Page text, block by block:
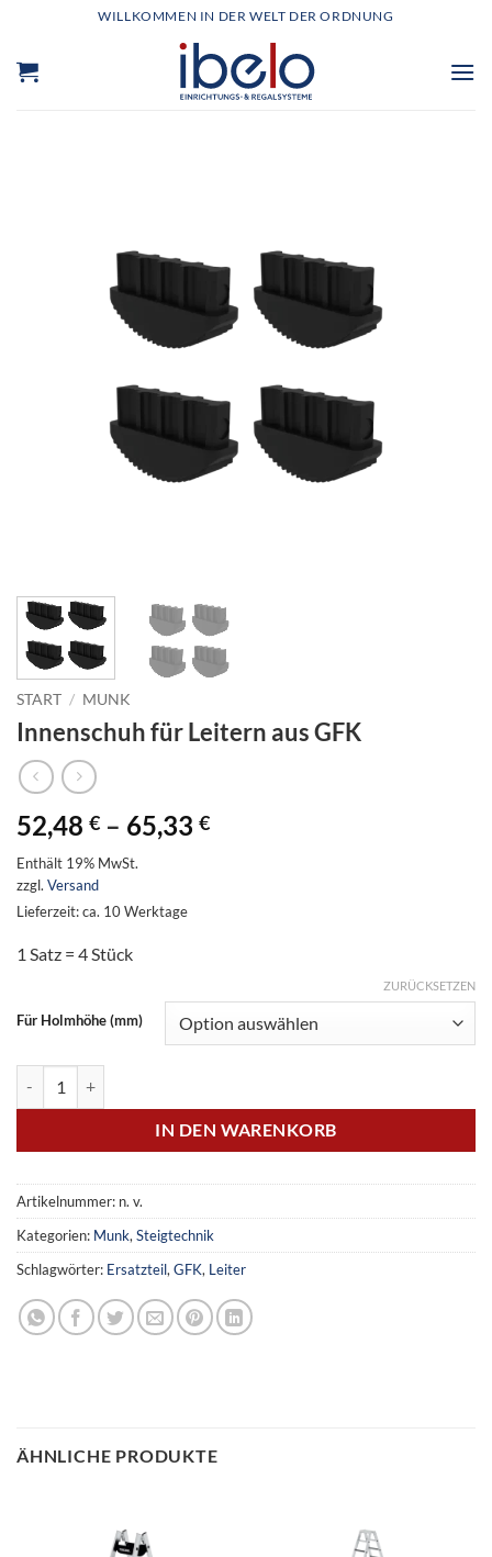
springen
WILLKOMMEN IN DER WELT DER ORDNUNG
START / MUNK
Innenschuh für Leitern aus GFK
52,48 € – 65,33 €Preisspanne:
Enthält 19% MwSt.
zzgl. Versand
Lieferzeit: ca. 10 Werktage
1 Satz = 4 Stück
Für Holmhöhe (mm)
ZURÜCKSETZEN
IN DEN WARENKORB
Artikelnummer: n. v.
Kategorien: Munk, Steigtechnik
Schlagwörter: Ersatzteil, GFK, Leiter
ÄHNLICHE PRODUKTE